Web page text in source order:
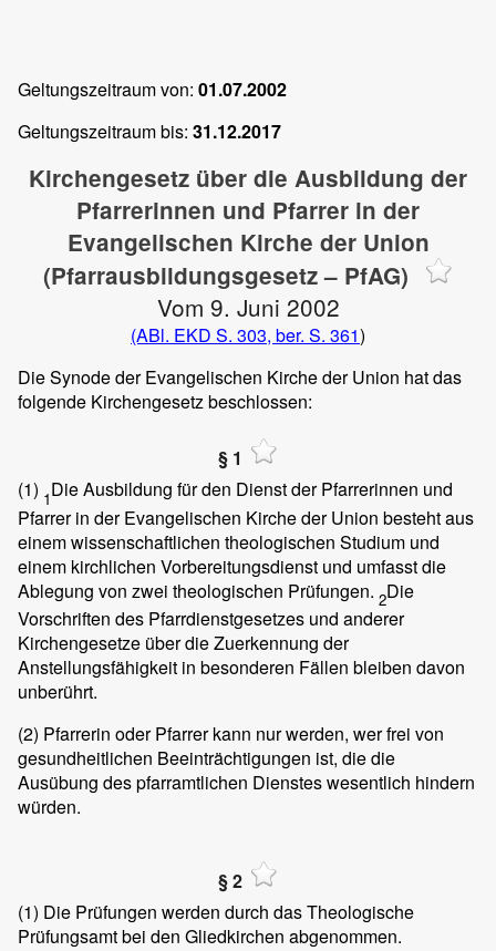
Geltungszeitraum von: 01.07.2002
Geltungszeitraum bis: 31.12.2017
Kirchengesetz über die Ausbildung der
Pfarrerinnen und Pfarrer in der
Evangelischen Kirche der Union
(Pfarrausbildungsgesetz – PfAG)
Vom 9. Juni 2002
(ABl. EKD S. 303, ber. S. 361)
Die Synode der Evangelischen Kirche der Union hat das
folgende Kirchengesetz beschlossen:
§ 1
(1) 1Die Ausbildung für den Dienst der Pfarrerinnen und
Pfarrer in der Evangelischen Kirche der Union besteht aus
einem wissenschaftlichen theologischen Studium und
einem kirchlichen Vorbereitungsdienst und umfasst die
Ablegung von zwei theologischen Prüfungen. 2Die
Vorschriften des Pfarrdienstgesetzes und anderer
Kirchengesetze über die Zuerkennung der
Anstellungsfähigkeit in besonderen Fällen bleiben davon
unberührt.
(2) Pfarrerin oder Pfarrer kann nur werden, wer frei von
gesundheitlichen Beeinträchtigungen ist, die die
Ausübung des pfarramtlichen Dienstes wesentlich hindern
würden.
§ 2
(1) Die Prüfungen werden durch das Theologische
Prüfungsamt bei den Gliedkirchen abgenommen.